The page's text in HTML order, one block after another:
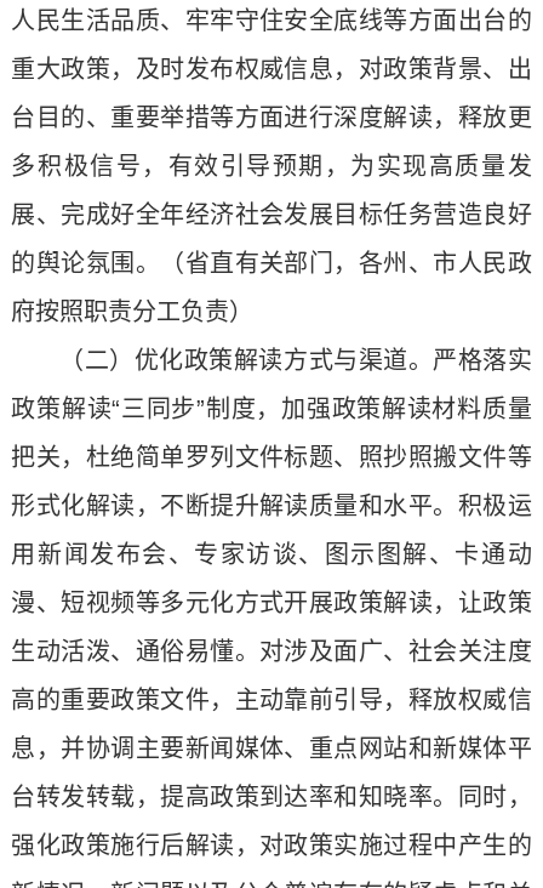
人民生活品质、牢牢守住安全底线等方面出台的
重大政策，及时发布权威信息，对政策背景、出
台目的、重要举措等方面进行深度解读，释放更
多积极信号，有效引导预期，为实现高质量发
展、完成好全年经济社会发展目标任务营造良好
的舆论氛围。（省直有关部门，各州、市人民政
府按照职责分工负责）
（二）优化政策解读方式与渠道。严格落实
政策解读“三同步”制度，加强政策解读材料质量
把关，杜绝简单罗列文件标题、照抄照搬文件等
形式化解读，不断提升解读质量和水平。积极运
用新闻发布会、专家访谈、图示图解、卡通动
漫、短视频等多元化方式开展政策解读，让政策
生动活泼、通俗易懂。对涉及面广、社会关注度
高的重要政策文件，主动靠前引导，释放权威信
息，并协调主要新闻媒体、重点网站和新媒体平
台转发转载，提高政策到达率和知晓率。同时，
强化政策施行后解读，对政策实施过程中产生的